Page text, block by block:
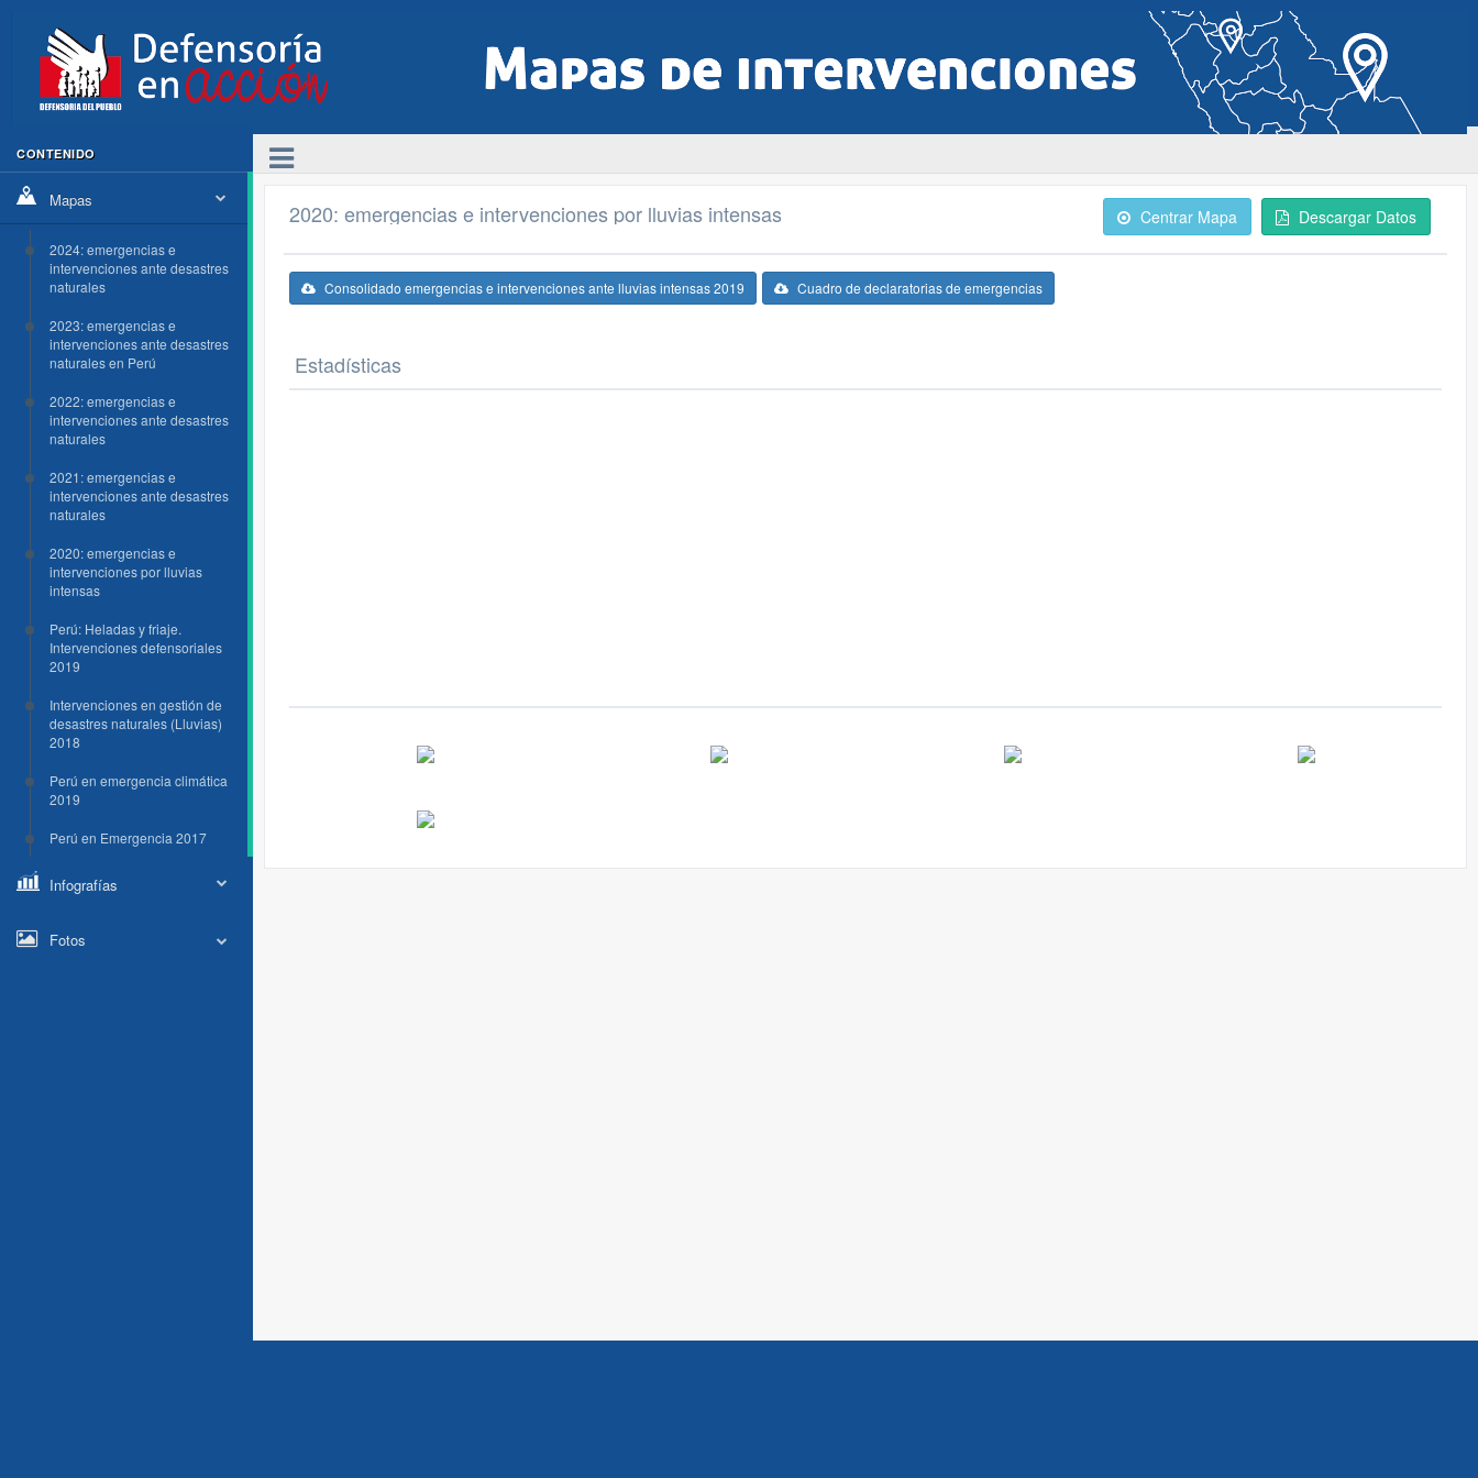
CONTENIDO
Mapas
2024: emergencias e
intervenciones ante desastres
naturales
2023: emergencias e
intervenciones ante desastres
naturales en Perú
2022: emergencias e
intervenciones ante desastres
naturales
2021: emergencias e
intervenciones ante desastres
naturales
2020: emergencias e
intervenciones por lluvias
intensas
Perú: Heladas y friaje.
Intervenciones defensoriales
2019
Intervenciones en gestión de
desastres naturales (Lluvias)
2018
Perú en emergencia climática
2019
Perú en Emergencia 2017
Infografías
Fotos
2020: emergencias e intervenciones por lluvias intensas Centrar Mapa Descargar Datos
Consolidado emergencias e intervenciones ante lluvias intensas 2019 Cuadro de declaratorias de emergencias
Estadísticas